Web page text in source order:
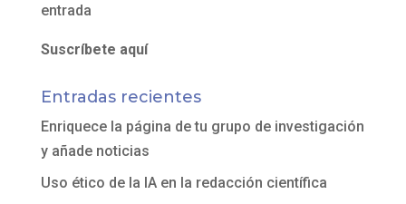
entrada
Suscríbete aquí
Entradas recientes
Enriquece la página de tu grupo de investigación
y añade noticias
Uso ético de la IA en la redacción científica